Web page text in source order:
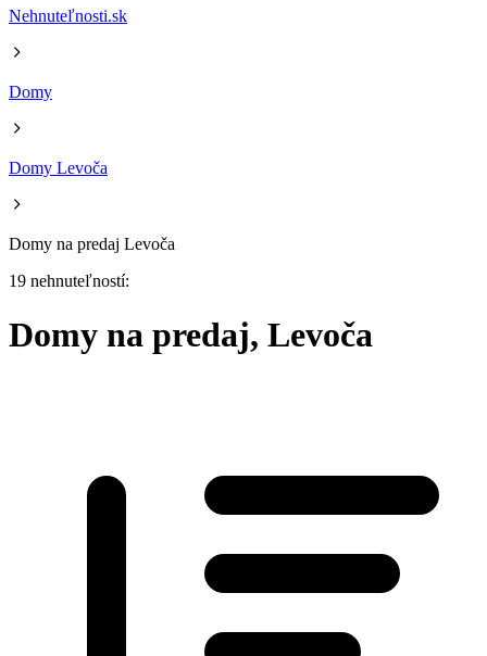
Nehnuteľnosti.sk
Domy
Domy Levoča
Domy na predaj Levoča
19 nehnuteľností:
Domy na predaj, Levoča